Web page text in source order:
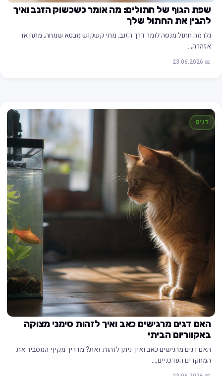
שפת הגוף של חתולים: מה אומר כשכשוק הזנב ואיך
להבין את החתול שלך
גלו מה חתול מנסה לומר דרך הזנב: מתי קשקוש מבטא שמחה, מתח או
אזהרה,…
📅 23.06.2026
דגים
האם דגים מרגישים כאב ואיך לזהות סימני מצוקה
באקווריום הביתי
האם דגים מרגישים כאב ואיך ניתן לזהות זאת? מדריך מקיף המסביר את
המחקרים העדכניים,…